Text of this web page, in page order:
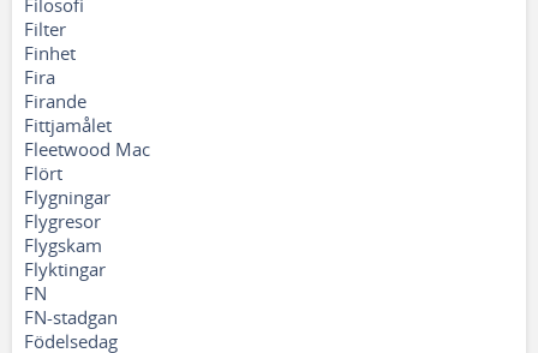
Filosofi
Filter
Finhet
Fira
Firande
Fittjamålet
Fleetwood Mac
Flört
Flygningar
Flygresor
Flygskam
Flyktingar
FN
FN-stadgan
Födelsedag